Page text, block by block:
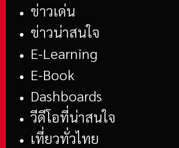
ข่าวเด่น
ข่าวน่าสนใจ
E-Learning
E-Book
Dashboards
วีดีโอที่น่าสนใจ
เที่ยวทั่วไทย